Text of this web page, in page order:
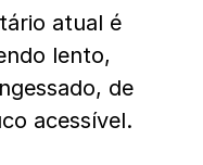
atual é
lento,
de
acessível.